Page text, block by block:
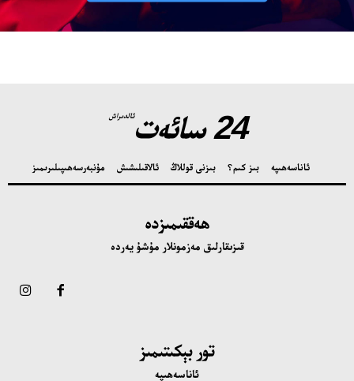
24 سائەت ئالدىراش
ئاناسەھىپە بىز كىم؟ بىزنى قوللاڭ ئالاقىلىشىش مۇنبەرسەھىپىلىرىمىز
ھەققىمىزدە
قىزىقارلىق مەزمونلار مۇشۇ يەردە
تور بېكىتىمىز
ئاناسەھىپە